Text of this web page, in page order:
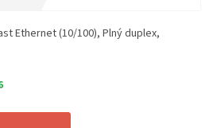
Ethernet (10/100), Plný duplex,